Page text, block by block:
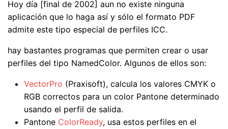
Hoy día [final de 2002] aun no existe ninguna
aplicación que lo haga así y sólo el formato PDF
admite este tipo especial de perfiles ICC.
hay bastantes programas que permiten crear o usar
perfiles del tipo NamedColor. Algunos de ellos son:
VectorPro (Praxisoft), calcula los valores CMYK o
RGB correctos para un color Pantone determinado
usando el perfil de salida.
Pantone ColorReady, usa estos perfiles en el